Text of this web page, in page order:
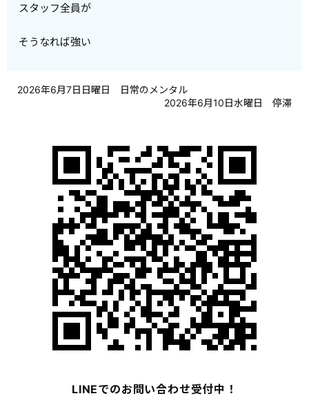
スタッフ全員が
そうなれば強い
2026年6月7日日曜日 日常のメンタル
2026年6月10日水曜日 停滞
LINEでのお問い合わせ受付中！